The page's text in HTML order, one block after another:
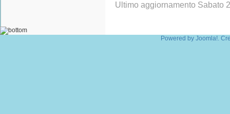
Ultimo aggiornamento Sabato
Powered by Joomla!.